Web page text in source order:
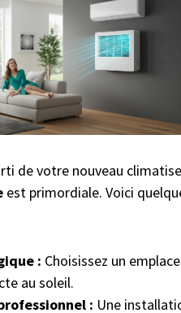
de votre nouveau
est primordiale. Voici
: Choisissez un
au soleil.
: Une